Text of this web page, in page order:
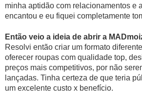
minha aptidão com relacionamentos e
encantou e eu fiquei completamente
Então veio a ideia de abrir a
Resolvi então criar um formato
oferecer roupas com qualidade top,
preços mais competitivos, por não
lançadas. Tinha certeza de que teria
um excelente custo x benefício.